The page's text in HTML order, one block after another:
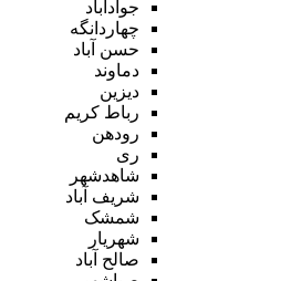
جوادآباد
چهاردانگه
حسن آباد
دماوند
دیزین
رباط کریم
رودهن
ری
شاهدشهر
شریف آباد
شمشک
شهریار
صالح آباد